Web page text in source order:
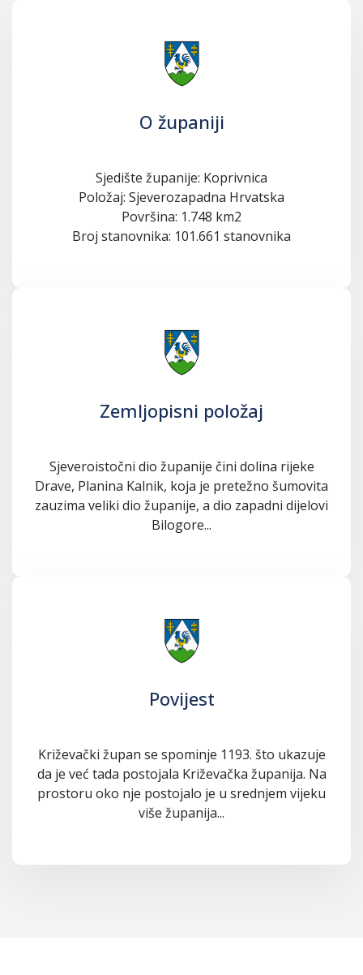
O županiji
Sjedište županije: Koprivnica
Položaj: Sjeverozapadna Hrvatska
Površina: 1.748 km2
Broj stanovnika: 101.661 stanovnika
Zemljopisni položaj
Sjeveroistočni dio županije čini dolina rijeke
Drave, Planina Kalnik, koja je pretežno šumovita
zauzima veliki dio županije, a dio zapadni dijelovi
Bilogore...
Povijest
Križevački župan se spominje 1193. što ukazuje
da je već tada postojala Križevačka županija. Na
prostoru oko nje postojalo je u srednjem vijeku
više županija...